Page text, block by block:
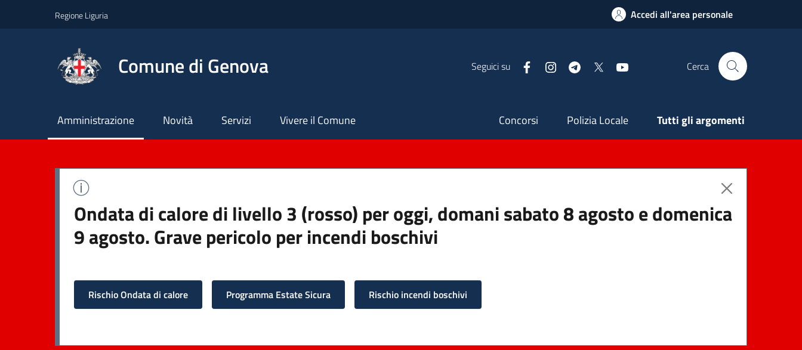
Regione Liguria Accedi all'area personale
Comune di Genova Seguici su FacebookInstagramTelegram Cerca
Principale
Amministrazione Novità Servizi Vivere il Comune Secondaria
Concorsi Polizia Locale Tutti gli argomenti
Ondata di calore di livello 3 (rosso) per oggi, domani sabato 8 agosto e domenica
9 agosto. Grave pericolo per incendi boschivi
Rischio Ondata di calore Programma Estate Sicura Rischio incendi boschivi